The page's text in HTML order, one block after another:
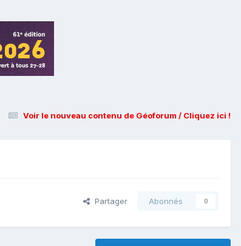
Voir le nouveau contenu de Géoforum / Cliquez ici !
Partager Abonnés 0